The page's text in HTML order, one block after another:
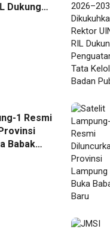
Dukung
Kelola
1 Resmi
Babak